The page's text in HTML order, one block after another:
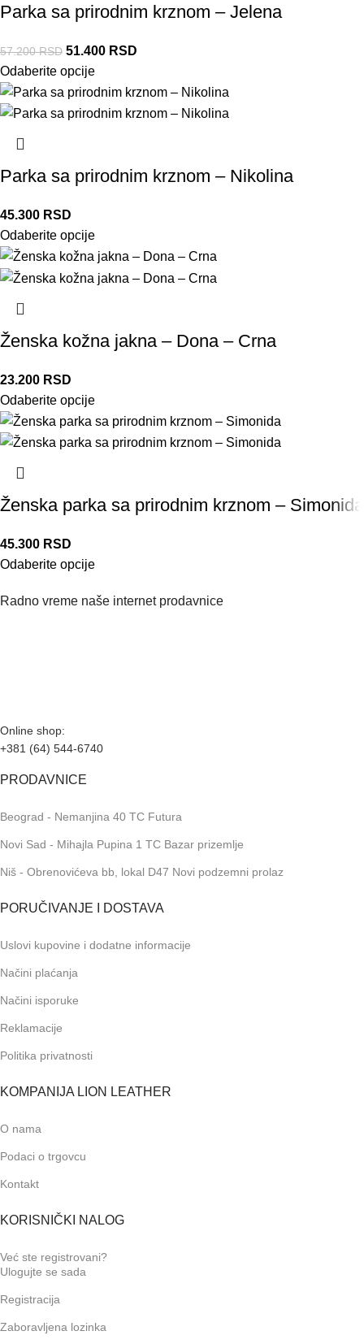
Parka sa prirodnim krznom – Jelena
57.200RSD 51.400 RSD
Odaberite opcije
Parka sa prirodnim krznom – Nikolina
45.300 RSD
Odaberite opcije
Ženska kožna jakna – Dona – Crna
23.200 RSD
Odaberite opcije
Ženska parka sa prirodnim krznom – Simonida
45.300 RSD
Odaberite opcije
Radno vreme naše internet prodavnice
Online shop:
+381 (64) 544-6740
PRODAVNICE
Beograd - Nemanjina 40 TC Futura
Novi Sad - Mihajla Pupina 1 TC Bazar prizemlje
Niš - Obrenovićeva bb, lokal D47 Novi podzemni prolaz
PORUČIVANJE I DOSTAVA
Uslovi kupovine i dodatne informacije
Načini plaćanja
Načini isporuke
Reklamacije
Politika privatnosti
KOMPANIJA LION LEATHER
O nama
Podaci o trgovcu
Kontakt
KORISNIČKI NALOG
Već ste registrovani?
Ulogujte se sada
Registracija
Zaboravljena lozinka